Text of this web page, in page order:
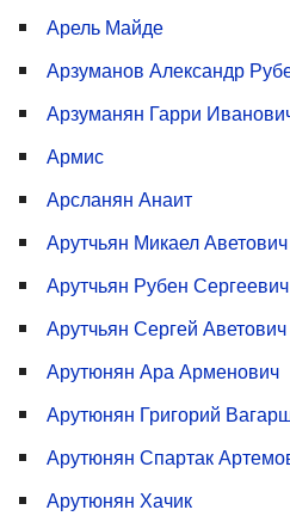
Арель Майде
Арзуманов Александр
Арзуманян Гарри
Армис
Арсланян Анаит
Арутчьян Микаел Аветович
Арутчьян Рубен Сергеевич
Арутчьян Сергей Аветович
Арутюнян Ара Арменович
Арутюнян Григорий
Арутюнян Спартак
Арутюнян Хачик